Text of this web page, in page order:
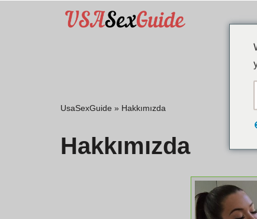
UsaSexGuide » Hakkımızda
Hakkımızda